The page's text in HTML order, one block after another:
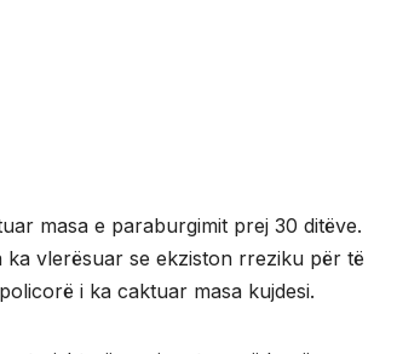
masa e paraburgimit prej 30 ditëve.
vlerësuar se ekziston rreziku për të
i ka caktuar masa kujdesi.